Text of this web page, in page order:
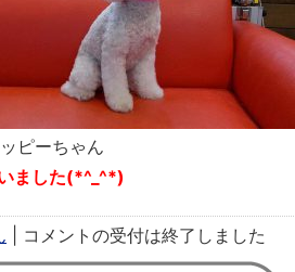
ピーちゃん
ました(*^_^*)
コメントの受付は終了しました